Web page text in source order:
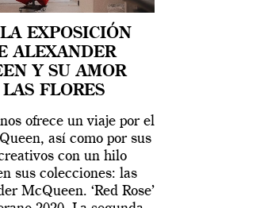
EXPOSICIÓN
ALEXANDER
Y SU AMOR
FLORES
ofrece un viaje por el
así como por sus
con un hilo
sus colecciones: las
McQueen. ‘Red Rose’